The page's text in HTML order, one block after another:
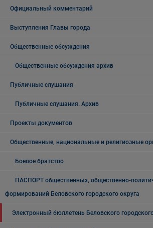
Официальный комментарий
Выступления Главы города
Общественные обсуждения
Общественные обсуждения архив
Публичные слушания
Публичные слушания. Архив
Проекты документов
Общественные, национальные и религиозные
Боевое братство
ПАСПОРТ общественных, общественно-
формирований Беловского городского округа
Электронный бюллетень Беловского